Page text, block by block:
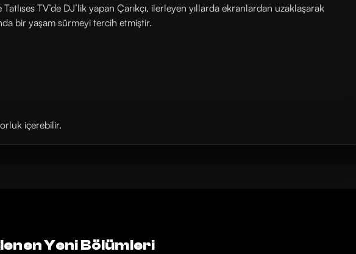
TV’de DJ’lik yapan Çarıkçı, ilerleyen yıllarda ekranlardan uzaklaşarak
bir yaşam sürmeyi tercih etmiştir.
içerebilir.
Yeni Bölümleri